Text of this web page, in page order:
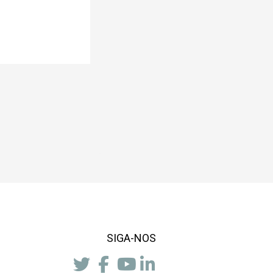
SIGA-NOS